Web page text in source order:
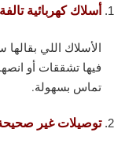
أسلاك كهربائية
الأسلاك اللي
فيها تشققات أو
تماس بسهولة.
توصيلات غير